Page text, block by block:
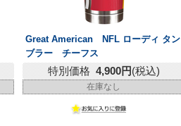
Great American NFL ローディ タン
ブラー チーフス
特別価格 4,900円(税込)
在庫なし